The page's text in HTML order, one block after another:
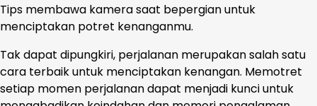
Tips membawa kamera saat bepergian untuk
menciptakan potret kenanganmu.
Tak dapat dipungkiri, perjalanan merupakan salah satu
cara terbaik untuk menciptakan kenangan. Memotret
setiap momen perjalanan dapat menjadi kunci untuk